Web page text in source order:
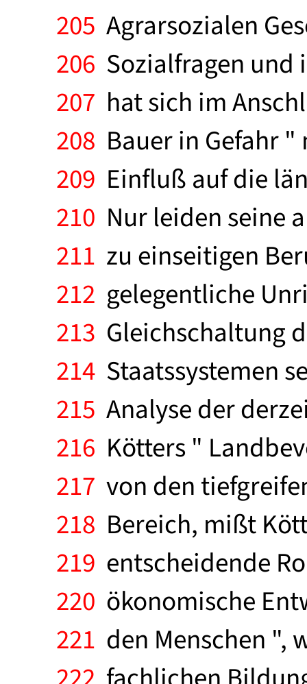
205 Agrarsozialen
206 Sozialfragen und
207 hat sich im
208 Bauer in Gefahr
209 Einfluß auf die
210 Nur leiden seine
211 zu einseitigen
212 gelegentliche
213 Gleichschaltung
214 Staatssystemen
215 Analyse der
216 Kötters "
217 von den
218 Bereich, mißt
219 entscheidende
220 ökonomische
221 den Menschen ",